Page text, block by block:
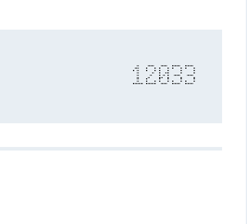
12033